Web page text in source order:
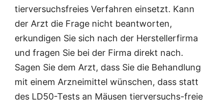
tierversuchsfreies Verfahren einsetzt. Kann
der Arzt die Frage nicht beantworten,
erkundigen Sie sich nach der Herstellerfirma
und fragen Sie bei der Firma direkt nach.
Sagen Sie dem Arzt, dass Sie die Behandlung
mit einem Arzneimittel wünschen, dass statt
des LD50-Tests an Mäusen tierversuchs-freie